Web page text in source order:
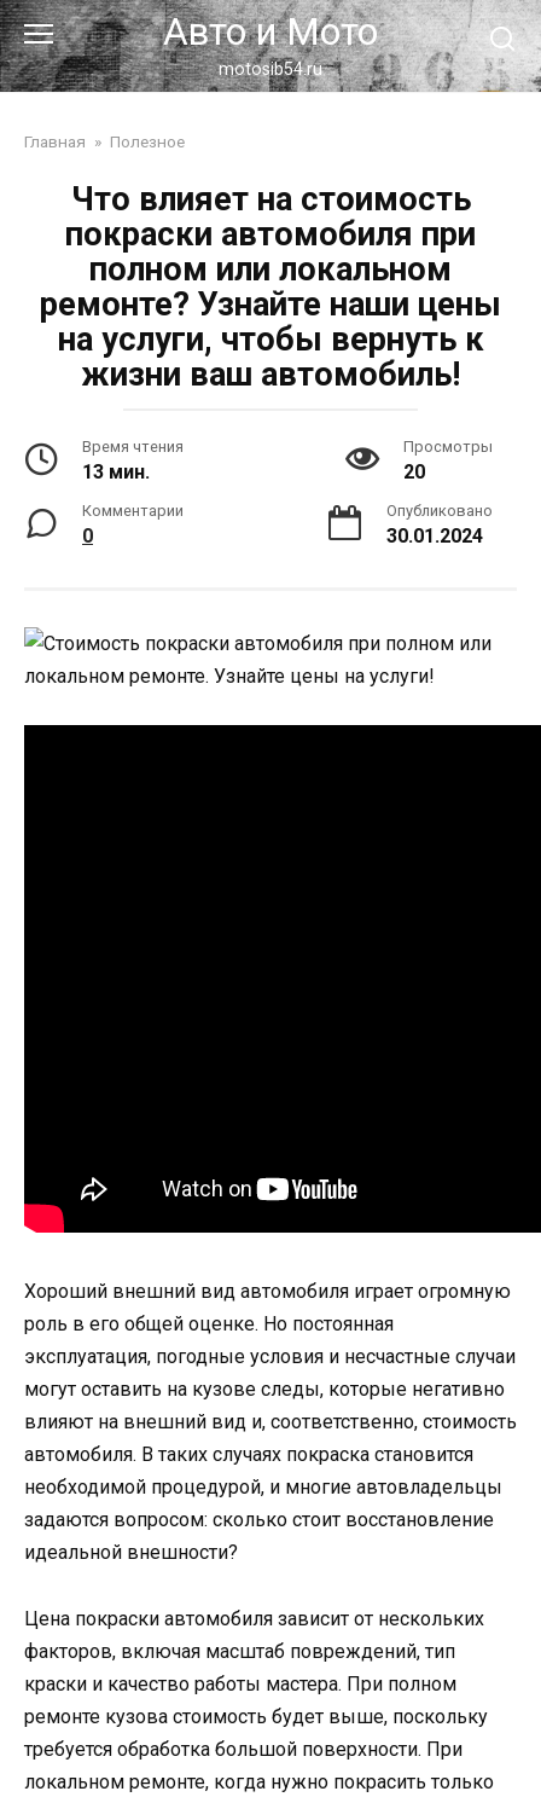
Перейти
к
контенту
Авто и Мото
motosib54.ru
Главная » Полезное
Что влияет на стоимость
покраски автомобиля при
полном или локальном
ремонте? Узнайте наши цены
на услуги, чтобы вернуть к
жизни ваш автомобиль!
Время чтения
13 мин.
Просмотры
20
Комментарии
0
Опубликовано
30.01.2024
Хороший внешний вид автомобиля играет огромную
роль в его общей оценке. Но постоянная
эксплуатация, погодные условия и несчастные случаи
могут оставить на кузове следы, которые негативно
влияют на внешний вид и, соответственно, стоимость
автомобиля. В таких случаях покраска становится
необходимой процедурой, и многие автовладельцы
задаются вопросом: сколько стоит восстановление
идеальной внешности?
Цена покраски автомобиля зависит от нескольких
факторов, включая масштаб повреждений, тип
краски и качество работы мастера. При полном
ремонте кузова стоимость будет выше, поскольку
требуется обработка большой поверхности. При
локальном ремонте, когда нужно покрасить только